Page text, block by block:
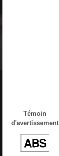
Témoin
d'avertissement